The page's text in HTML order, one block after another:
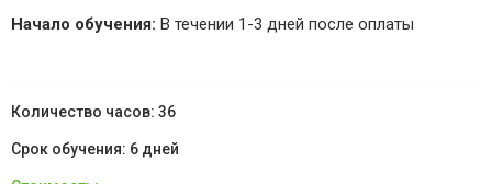
Начало обучения: В течении 1-3 дней после оплаты
36
6 дней